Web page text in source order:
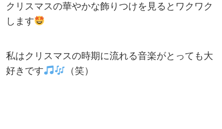
クリスマスの華やかな飾りつけを見るとワクワク
します
私はクリスマスの時期に流れる音楽がとっても大
好きです
（笑）